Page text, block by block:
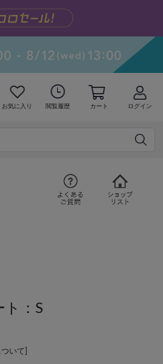
お気に入り 閲覧履歴 カート ログイン
ト：S
いて